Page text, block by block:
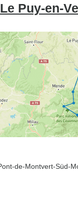
Puy-en-
de-Montvert-Süd-